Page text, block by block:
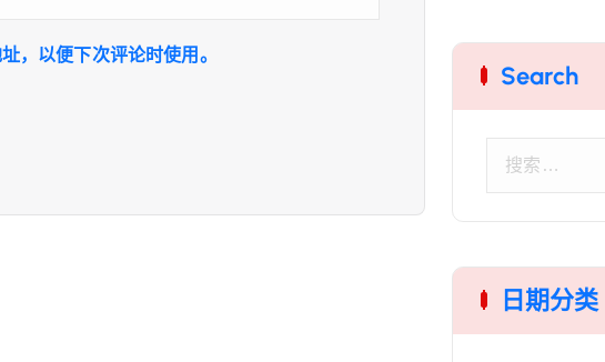
，以便下次评论时使用。
Search
日期分类